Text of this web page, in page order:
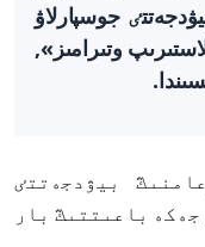
جوسپارلاۋ
وتىرامىز»,
بيۋدجەتتٸ
باعىتتىڭ بار